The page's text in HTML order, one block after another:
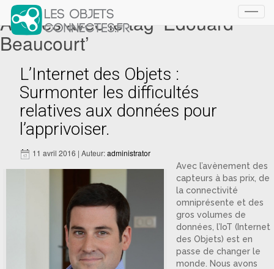
Articles avec le tag ‘Edouard
Beaucourt’
L’Internet des Objets :
Surmonter les difficultés
relatives aux données pour
l’apprivoiser.
11 avril 2016 | Auteur:administrator
Avec l’avènement des
capteurs à bas prix, de
la connectivité
omniprésente et des
gros volumes de
données, l’IoT (Internet
des Objets) est en
passe de changer le
monde. Nous avons